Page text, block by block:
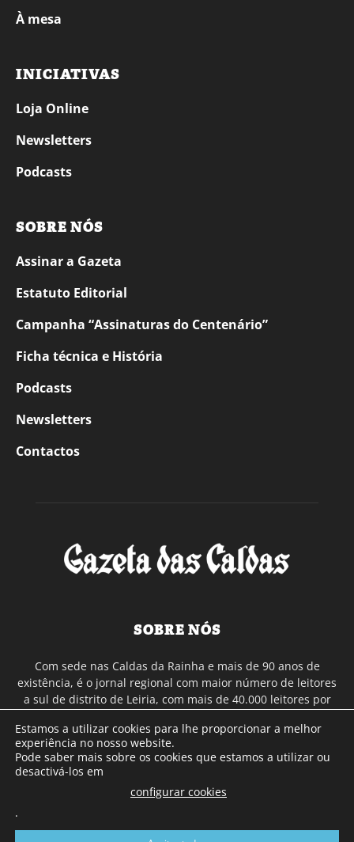
À mesa
INICIATIVAS
Loja Online
Newsletters
Podcasts
SOBRE NÓS
Assinar a Gazeta
Estatuto Editorial
Campanha “Assinaturas do Centenário”
Ficha técnica e História
Podcasts
Newsletters
Contactos
SOBRE NÓS
Com sede nas Caldas da Rainha e mais de 90 anos de
existência, é o jornal regional com maior número de leitores
a sul de distrito de Leiria, com mais de 40.000 leitores por
Continental e assinatura online.
SIGA-NOS
Estamos a utilizar cookies para lhe proporcionar a melhor
experiência no nosso website.
Pode saber mais sobre os cookies que estamos a utilizar ou
desactivá-los em
configurar cookies
.